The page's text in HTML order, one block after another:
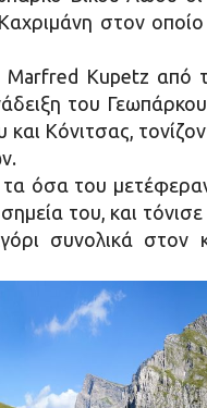
στον
Kupetz από
του
Κόνιτσας,
όσα του
του, και
συνολικά στον